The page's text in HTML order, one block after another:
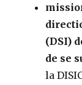
(DSI)
de se
la